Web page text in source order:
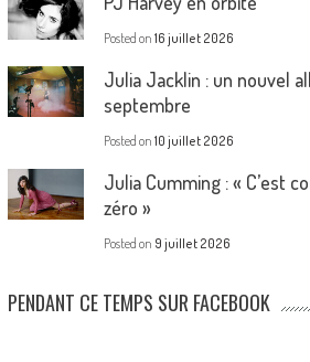
Posted on 16 juillet 2026
Julia Jacklin : un nouvel
septembre
Posted on 10 juillet 2026
Julia Cumming : « C’est
zéro »
Posted on 9 juillet 2026
PENDANT CE TEMPS SUR FACEBOOK